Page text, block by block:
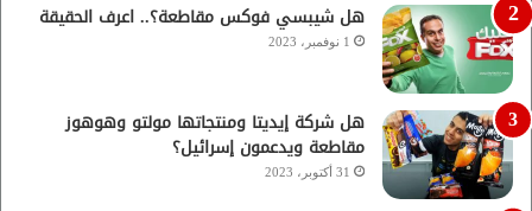
هل شيبسي فوكس مقاطعة؟.. اعرف الحقيقة
1 نوفمبر، 2023
هل شركة إيديتا ومنتجاتها مولتو وهوهوز
مقاطعة ويدعمون إسرائيل؟
31 أكتوبر، 2023